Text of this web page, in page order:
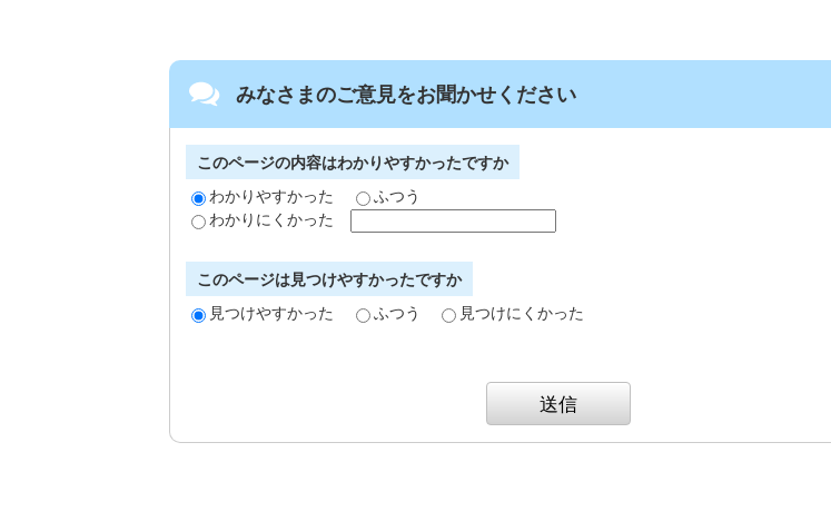
みなさまのご意見をお聞かせください
このページの内容はわかりやすかったですか
わかりやすかった
ふつう
わかりにくかった
このページは見つけやすかったですか
見つけやすかった
ふつう 見つけにくかった